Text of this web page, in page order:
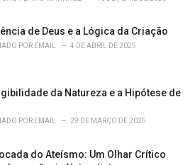
de Deus e a Lógica da Criação
POR EMAIL 4 DE ABRIL DE 2025
da Natureza e a Hipótese de
POR EMAIL 29 DE MARÇO DE 2025
do Ateísmo: Um Olhar Crítico